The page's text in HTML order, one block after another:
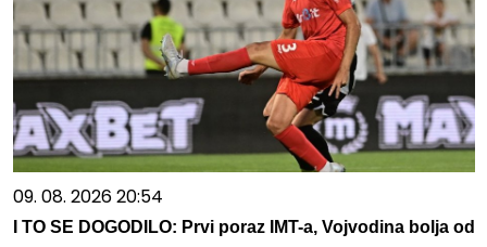
09. 08. 2026 20:54
I TO SE DOGODILO: Prvi poraz IMT-a, Vojvodina bolja od